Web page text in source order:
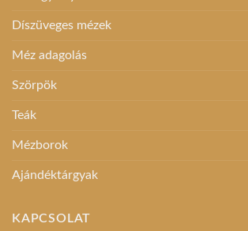
Díszüveges mézek
Méz adagolás
Szörpök
Teák
Mézborok
Ajándéktárgyak
KAPCSOLAT